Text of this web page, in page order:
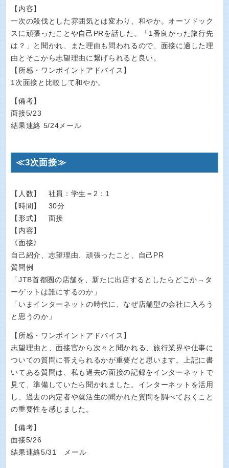
【内容】
一次の殺伐とした雰囲気とは変わり、和やか。オーソドック
スに頑張ったことや自己PRを話した。「1番良かった旅行先
は？」と聞かれ、また理由も問われるので、面接に適した理
由とそこから志望理由に繋げられると良い。
【所感・ワンポイントアドバイス】
1次面接と比較して和やか。
【備考】
面接5/23
結果連絡 5/24メール
≪3次面接≫
【人数】 社員：学生＝2：1
【時間】 30分
【形式】 面接
【内容】
《面接》
自己紹介、志望理由、頑張ったこと、自己PR
質問例
「JTB首都圏の店舗を、新たに出店するとしたらどこか→タ
ーゲットは誰にするのか」
「いまインターネットの時代に、なぜ店舗型の会社に入ろう
と思うのか」
【所感・ワンポイントアドバイス】
志望理由と、面接官から次々と聞かれる、旅行業界や仕事に
ついての質問に答えられるかが重要だと思います。上記に書
いてある質問は、私も過去の面接の記録をインターネットで
見て、準備していたら聞かれました。インターネットを活用
し、過去の内定者や就活生の聞かれた質問を調べておくこと
の重要性を感じました。
【備考】
面接5/26
結果連絡5/31 メール